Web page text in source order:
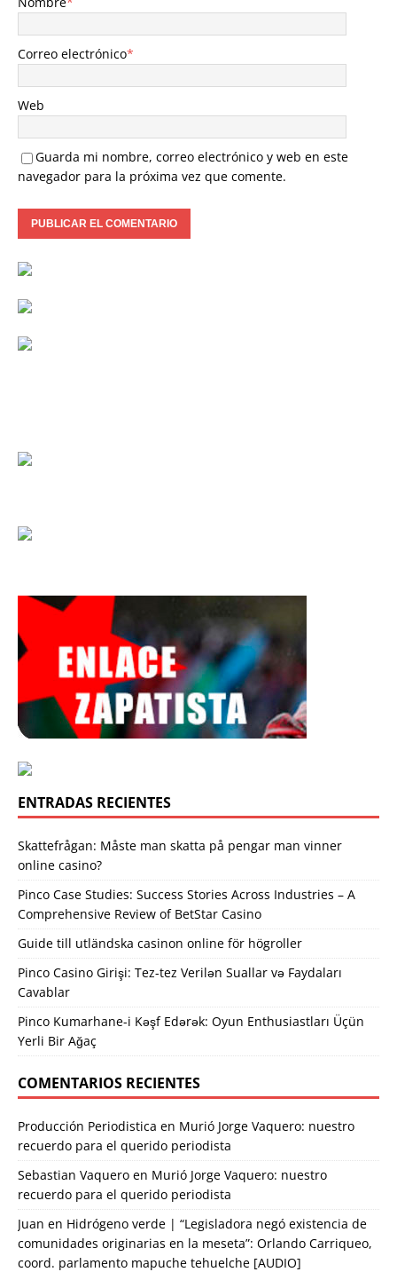
Correo electrónico*
Web
Guarda mi nombre, correo electrónico y web en este
navegador para la próxima vez que comente.
ENTRADAS RECIENTES
Skattefrågan: Måste man skatta på pengar man vinner
online casino?
Pinco Case Studies: Success Stories Across Industries – A
Comprehensive Review of BetStar Casino
Guide till utländska casinon online för högroller
Pinco Casino Girişi: Tez-tez Verilən Suallar və Faydaları
Cavablar
Pinco Kumarhane-i Kəşf Edərək: Oyun Enthusiastları Üçün
Yerli Bir Ağaç
COMENTARIOS RECIENTES
Producción Periodistica en Murió Jorge Vaquero: nuestro
recuerdo para el querido periodista
Sebastian Vaquero en Murió Jorge Vaquero: nuestro
recuerdo para el querido periodista
Juan en Hidrógeno verde | “Legisladora negó existencia de
comunidades originarias en la meseta”: Orlando Carriqueo,
coord. parlamento mapuche tehuelche [AUDIO]